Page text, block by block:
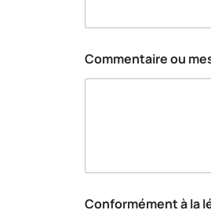
Commentaire ou
Conformément à la